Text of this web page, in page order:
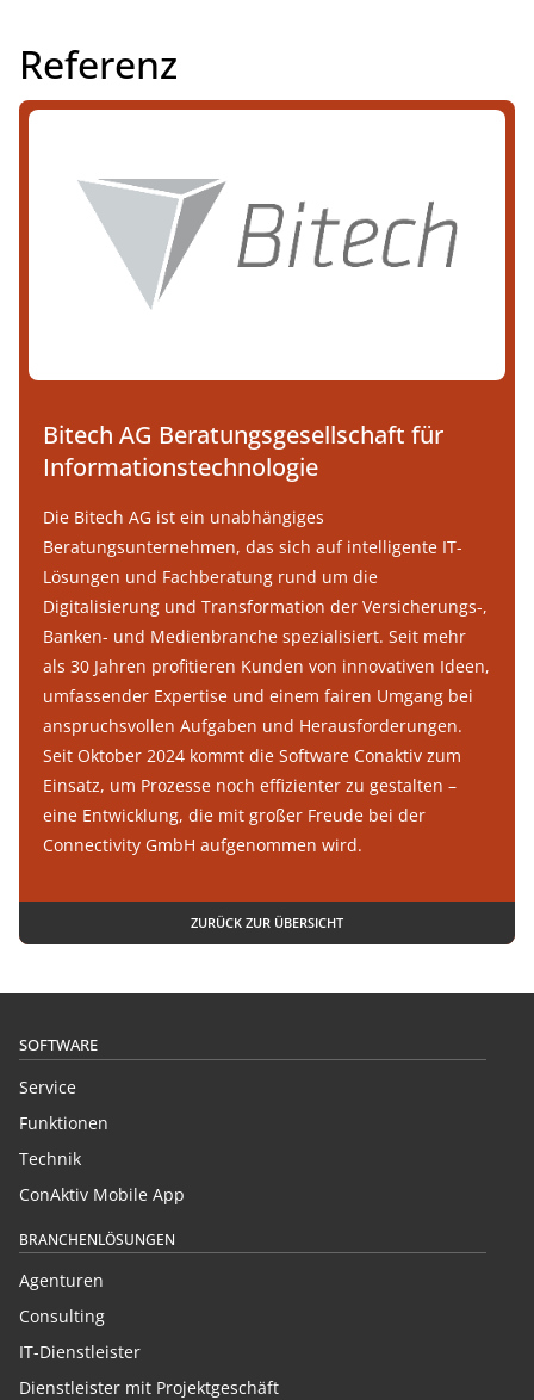
Referenz
Bitech AG Beratungsgesellschaft für
Informationstechnologie
Die Bitech AG ist ein unabhängiges
Beratungsunternehmen, das sich auf intelligente IT-
Lösungen und Fachberatung rund um die
Digitalisierung und Transformation der Versicherungs-,
Banken- und Medienbranche spezialisiert. Seit mehr
als 30 Jahren profitieren Kunden von innovativen Ideen,
umfassender Expertise und einem fairen Umgang bei
anspruchsvollen Aufgaben und Herausforderungen.
Seit Oktober 2024 kommt die Software Conaktiv zum
Einsatz, um Prozesse noch effizienter zu gestalten –
eine Entwicklung, die mit großer Freude bei der
Connectivity GmbH aufgenommen wird.
ZURÜCK ZUR ÜBERSICHT
SOFTWARE
Service
Funktionen
Technik
ConAktiv Mobile App
BRANCHENLÖSUNGEN
Agenturen
Consulting
IT-Dienstleister
Dienstleister mit Projektgeschäft